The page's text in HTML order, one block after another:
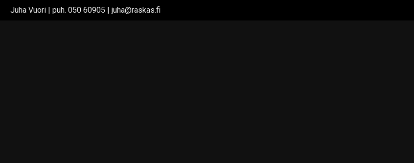
Juha Vuori | puh. 050 60905 | juha@raskas.fi